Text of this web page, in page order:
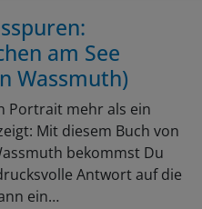
am See
Wassmuth)
Portrait mehr als ein
Mit diesem Buch von
bekommst Du
Antwort auf die
ein…